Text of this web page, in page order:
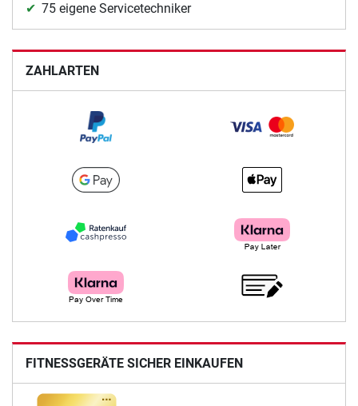
75 eigene Servicetechniker
ZAHLARTEN
FITNESSGERÄTE SICHER EINKAUFEN